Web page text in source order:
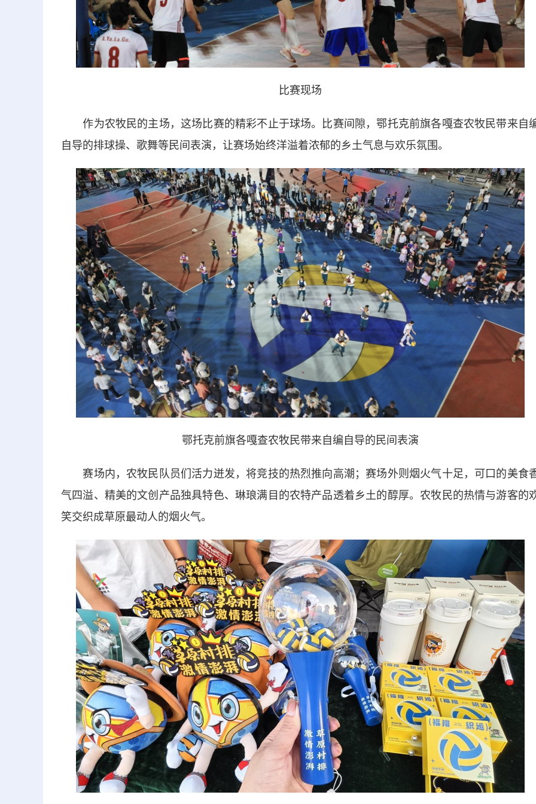
比赛现场
作为农牧民的主场，这场比赛的精彩不止于球场。比赛间隙，鄂托克前旗各嘎查农牧民带来自
自导的排球操、歌舞等民间表演，让赛场始终洋溢着浓郁的乡土气息与欢乐氛围。
鄂托克前旗各嘎查农牧民带来自编自导的民间表演
赛场内，农牧民队员们活力迸发，将竞技的热烈推向高潮；赛场外则烟火气十足，可口的美食
气四溢、精美的文创产品独具特色、琳琅满目的农特产品透着乡土的醇厚。农牧民的热情与游客的
笑交织成草原最动人的烟火气。